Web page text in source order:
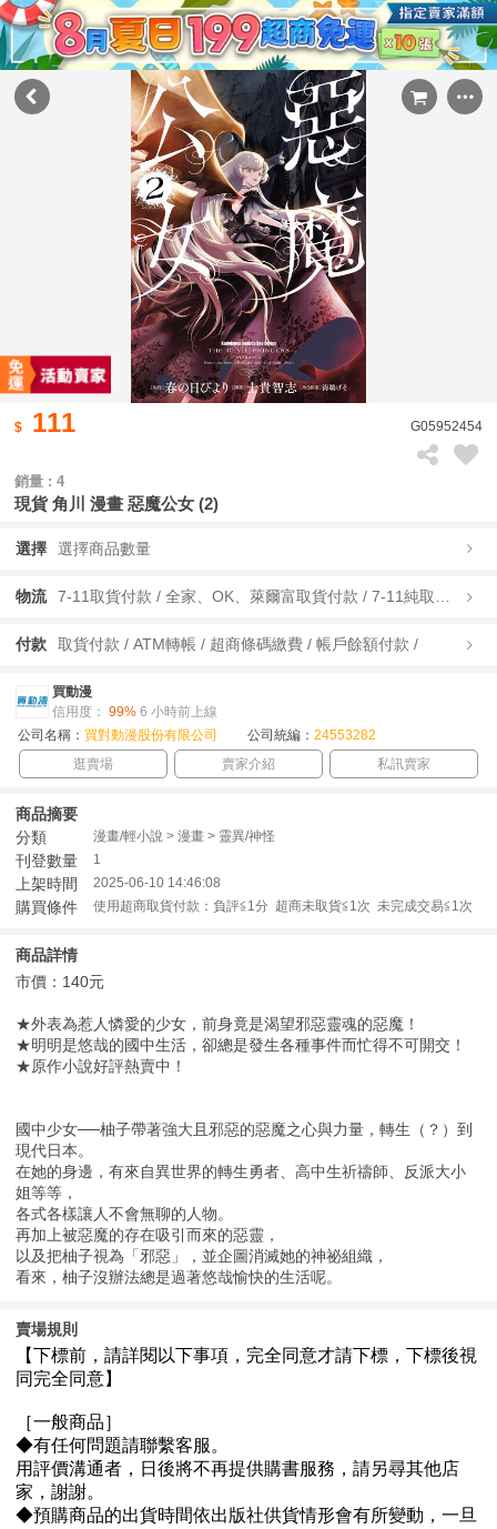
111 G05952454
銷量 : 4
現貨 角川 漫畫 惡魔公女 (2)
選擇 選擇商品數量
物流
付款 取貨付款 / ATM轉帳 / 超商條碼繳費 / 帳戶餘額付款 /
買動漫
信用度： 99% 6 小時前上線
公司名稱： 買對動漫股份有限公司 公司統編： 24553282
逛賣場
賣家介紹 私訊賣家
商品摘要
分類
漫畫/輕小說 > 漫畫 > 靈異/神怪
刊登數量 1
上架時間 2025-06-10 14:46:08
購買條件 使用超商取貨付款：負評≦1分 超商未取貨≦1次 未完成交易≦1次
商品詳情
市價：140元
★外表為惹人憐愛的少女，前身竟是渴望邪惡靈魂的惡魔！
★明明是悠哉的國中生活，卻總是發生各種事件而忙得不可開交！
★原作小說好評熱賣中！
國中少女──柚子帶著強大且邪惡的惡魔之心與力量，轉生（？）到
現代日本。
在她的身邊，有來自異世界的轉生勇者、高中生祈禱師、反派大小
姐等等，
各式各樣讓人不會無聊的人物。
再加上被惡魔的存在吸引而來的惡靈，
以及把柚子視為「邪惡」，並企圖消滅她的神祕組織，
看來，柚子沒辦法總是過著悠哉愉快的生活呢。
賣場規則